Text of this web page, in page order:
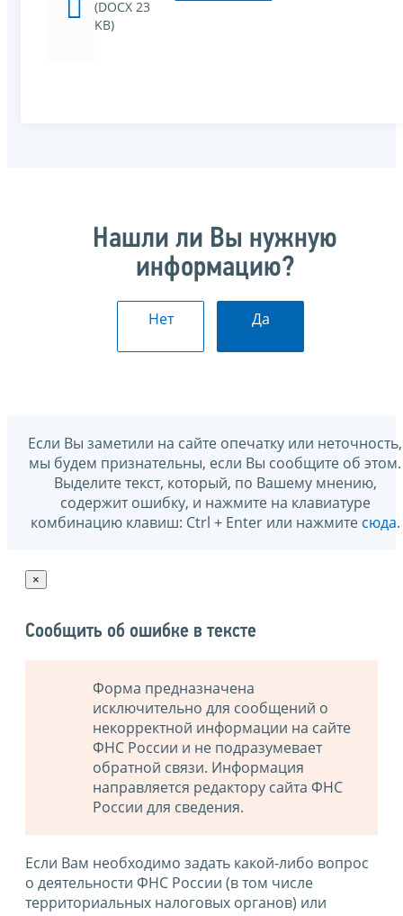
(DOCX 23
KB)
Нашли ли Вы нужную
информацию?
Нет Да
Если Вы заметили на сайте опечатку или неточность,
мы будем признательны, если Вы сообщите об этом.
Выделите текст, который, по Вашему мнению,
содержит ошибку, и нажмите на клавиатуре
комбинацию клавиш: Ctrl + Enter или нажмите сюда.
×
Сообщить об ошибке в тексте
Форма предназначена
исключительно для сообщений о
некорректной информации на сайте
ФНС России и не подразумевает
обратной связи. Информация
направляется редактору сайта ФНС
России для сведения.
Если Вам необходимо задать какой-либо вопрос
о деятельности ФНС России (в том числе
территориальных налоговых органов) или